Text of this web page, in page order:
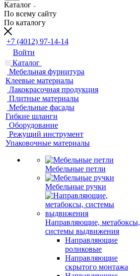
Каталог
По всему сайту
По каталогу
+7 (4012) 97-14-14
Войти
Каталог
Мебельная фурнитура
Клеевые материалы
Лакокрасочная продукция
Плитные материалы
Мебельные фасады
Гибкие шланги
Оборудование
Режущий инструмент
Упаковочные материалы
Мебельные петли
Мебельные ручки
Направляющие, метабоксы,
системы выдвижения
Направляющие
роликовые
Направляющие
скрытого монтажа